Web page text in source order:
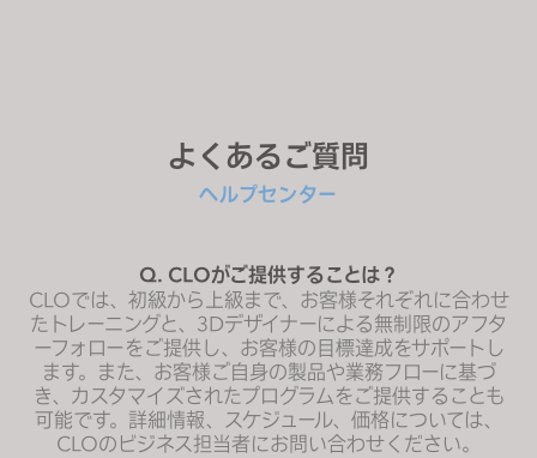
よくあるご質問
ヘルプセンター
Q. CLOがご提供することは？
CLOでは、初級から上級まで、お客様それぞれに合わせ
たトレーニングと、3Dデザイナーによる無制限のアフタ
ーフォローをご提供し、お客様の目標達成をサポートし
ます。また、お客様ご自身の製品や業務フローに基づ
き、カスタマイズされたプログラムをご提供することも
可能です。詳細情報、スケジュール、価格については、
CLOのビジネス担当者にお問い合わせください。